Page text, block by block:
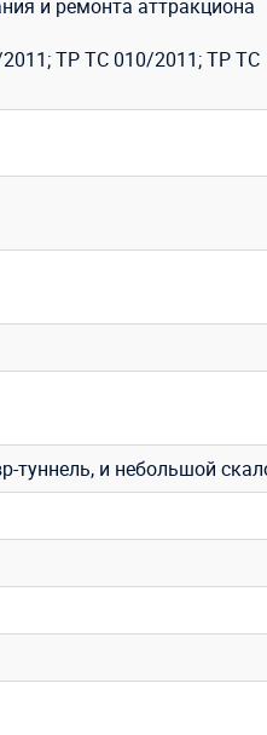
и ремонта аттракциона
ТР ТС 010/2011; ТР ТС
туннель, и небольшой